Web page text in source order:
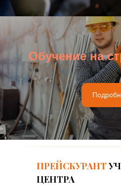
Обучение на
ПРЕЙСКУРАНТ
ЦЕНТРА